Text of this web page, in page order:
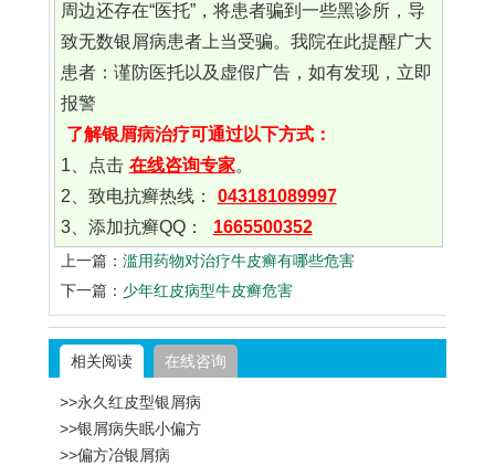
周边还存在“医托”，将患者骗到一些黑诊所，导
致无数银屑病患者上当受骗。我院在此提醒广大
患者：谨防医托以及虚假广告，如有发现，立即
报警
了解银屑病治疗可通过以下方式：
1、点击 在线咨询专家。
2、致电抗癣热线：
043181089997
3、添加抗癣QQ：
1665500352
上一篇： 滥用药物对治疗牛皮癣有哪些危害
下一篇： 少年红皮病型牛皮癣危害
相关阅读 在线咨询
>>永久红皮型银屑病
>>银屑病失眠小偏方
>>偏方冶银屑病